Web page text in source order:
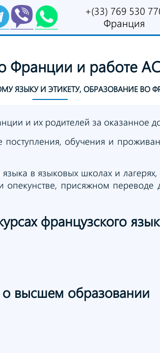
+(33) 769 530
Франция
Франции и работе
ЯЗЫКУ И ЭТИКЕТУ, ОБРАЗОВАНИЕ ВО
и их родителей за оказанное
обучения и
в языковых школах и
присяжном переводе
французского
о высшем образовании